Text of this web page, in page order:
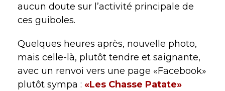
aucun doute sur l’activité principale de
ces guiboles.
Quelques heures après, nouvelle photo,
mais celle-là, plutôt tendre et saignante,
avec un renvoi vers une page «Facebook»
plutôt sympa : «Les Chasse Patate»